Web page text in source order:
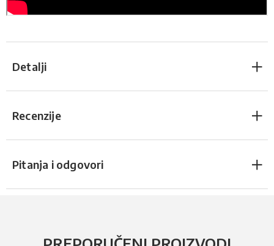
Detalji
Recenzije
Pitanja i odgovori